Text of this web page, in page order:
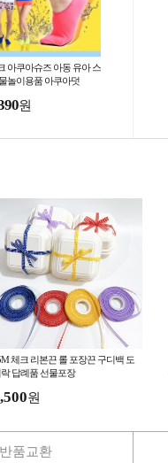
아쿠아슈즈 아동 유아 스
놀이용품 아쿠아덧
원
체크 리본끈 롤 포장끈 구디백 도
답례품 선물포장
원
반품교환